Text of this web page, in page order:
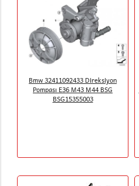
Bmw 32411092433 Direksiyon
Pompası E36 M43 M44 BSG
BSG15355003